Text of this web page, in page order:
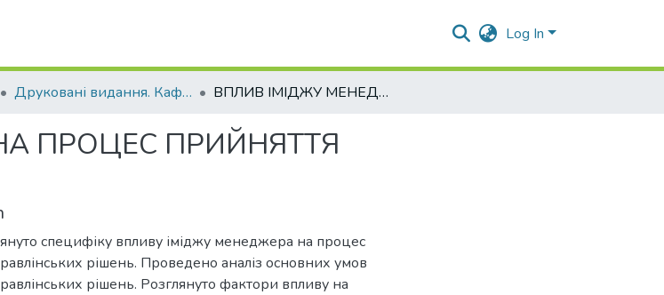
Log In
Друковані видання. Кафедра менеджменту ім. І.А. Маркіної ВПЛИВ ІМІДЖУ МЕНЕДЖЕРА НА ПРОЦЕС ПРИЙНЯТТЯ УПРАВЛІНСЬКИХ РІШЕНЬ
ПРОЦЕС ПРИЙНЯТТЯ
специфіку впливу іміджу менеджера на процес
рішень. Проведено аналіз основних умов
рішень. Розглянуто фактори впливу на